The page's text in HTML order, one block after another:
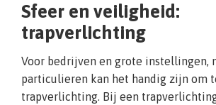
Sfeer en veiligheid:
trapverlichting
Voor bedrijven en grote instellingen,
particulieren kan het handig zijn om
trapverlichting. Bij een